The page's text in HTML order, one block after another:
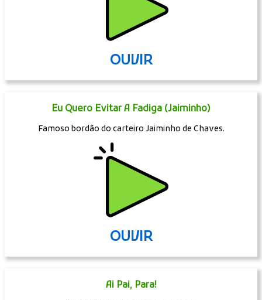
OUVIR
Eu Quero Evitar A Fadiga (Jaiminho)
Famoso bordão do carteiro Jaiminho de Chaves.
OUVIR
Ai Pai, Para!